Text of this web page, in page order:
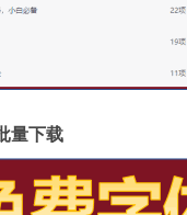
量下载